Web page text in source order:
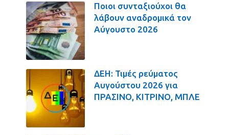
Ποιοι συνταξιούχοι θα
λάβουν αναδρομικά τον
Αύγουστο 2026
ΔΕΗ: Τιμές ρεύματος
Αυγούστου 2026 για
ΠΡΑΣΙΝΟ, ΚΙΤΡΙΝΟ, ΜΠΛΕ